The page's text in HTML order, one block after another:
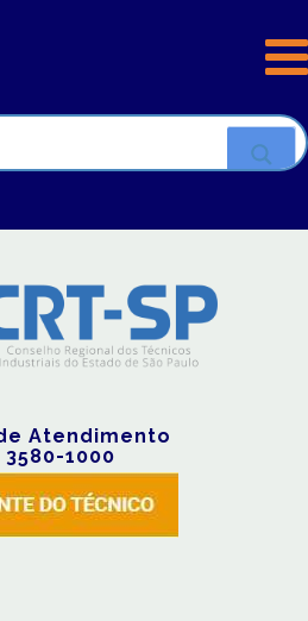
Atendimento
3580-1000